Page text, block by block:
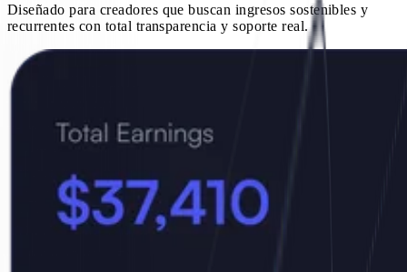
Diseñado para creadores que buscan ingresos sostenibles y
recurrentes con total transparencia y soporte real.